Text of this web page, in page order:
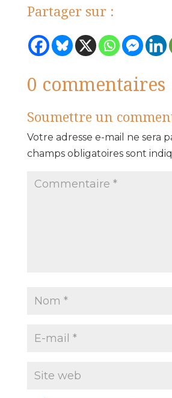
Partager sur :
0 commentaires
Soumettre un
Votre adresse e-mail ne sera
champs obligatoires sont